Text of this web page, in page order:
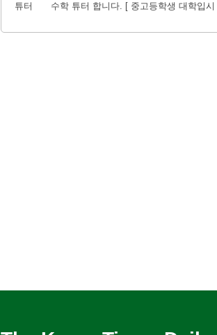
튜터 수학 튜터 합니다. [ 중고등학생 대학입